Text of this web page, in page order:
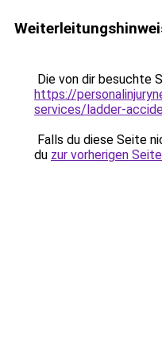
Die von dir besuchte
https://
services/ladder-
Falls du diese Seite
du zur vorherigen